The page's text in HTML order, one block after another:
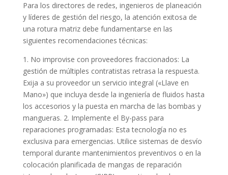
Para los directores de redes, ingenieros de planeación
y líderes de gestión del riesgo, la atención exitosa de
una rotura matriz debe fundamentarse en las
siguientes recomendaciones técnicas:
1. No improvise con proveedores fraccionados: La
gestión de múltiples contratistas retrasa la respuesta.
Exija a su proveedor un servicio integral («Llave en
Mano») que incluya desde la ingeniería de fluidos hasta
los accesorios y la puesta en marcha de las bombas y
mangueras. 2. Implemente el By-pass para
reparaciones programadas: Esta tecnología no es
exclusiva para emergencias. Utilice sistemas de desvío
temporal durante mantenimientos preventivos o en la
colocación planificada de mangas de reparación